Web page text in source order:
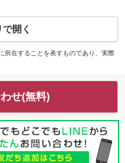
開く
所在することを表すものであり、実際
せ(無料)